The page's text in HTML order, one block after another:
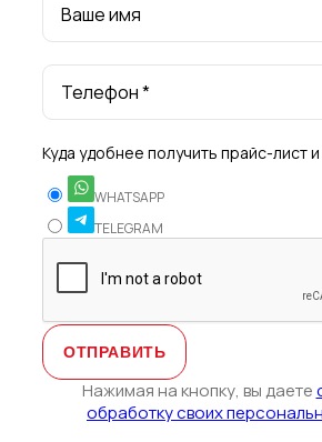
Ваше имя
Телефон *
Куда удобнее получить прайс-лист и
WHATSAPP
TELEGRAM
Нажимая на кнопку, вы даете
обработку своих